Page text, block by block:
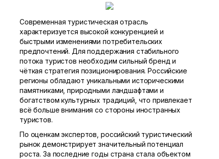
Современная туристическая отрасль
характеризуется высокой конкуренцией и
быстрыми изменениями потребительских
предпочтений. Для поддержания стабильного
потока туристов необходим сильный бренд и
чёткая стратегия позиционирования. Российские
регионы обладают уникальными историческими
памятниками, природными ландшафтами и
богатством культурных традиций, что привлекает
всё больше внимания со стороны иностранных
туристов.
По оценкам экспертов, российский туристический
рынок демонстрирует значительный потенциал
роста. За последние годы страна стала объектом